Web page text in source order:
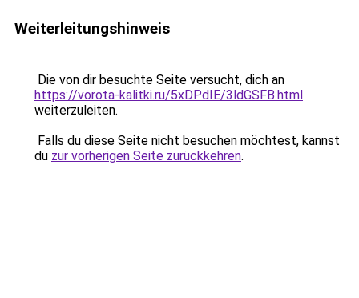
Weiterleitungshinweis
Die von dir besuchte Seite versucht, dich an
https://vorota-kalitki.ru/5xDPdIE/3ldGSFB.html
weiterzuleiten.
Falls du diese Seite nicht besuchen möchtest, kannst
du zur vorherigen Seite zurückkehren.